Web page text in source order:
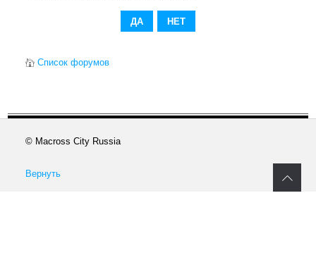
Список форумов
© Macross City Russia
Вернуть